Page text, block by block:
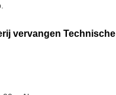
vervangen Technische